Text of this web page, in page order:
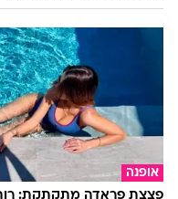
אופנה
פצצת פראדה מתקתקת: